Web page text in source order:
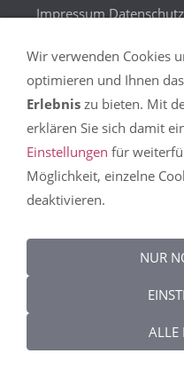
Impressum Datenschutz
Wir verwenden Cookies
optimieren und Ihnen das
Erlebnis zu bieten. Mit
erklären Sie sich damit
Einstellungen für
Möglichkeit, einzelne
deaktivieren.
NUR
ALLE